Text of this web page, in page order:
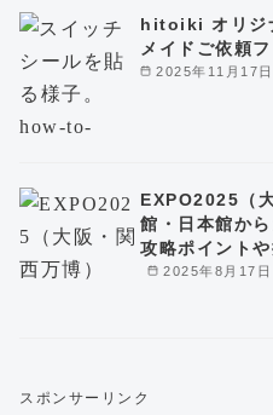
2025年11月17日
hitoiki オリジ
メイドご依頼
2025年8月17日
EXPO2025（
館・日本館か
攻略ポイント
スポンサーリンク